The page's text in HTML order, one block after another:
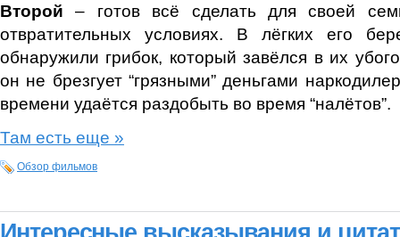
Второй – готов всё сделать для своей
отвратительных условиях. В лёгких его
обнаружили грибок, который завёлся в их
он не брезгует “грязными” деньгами
времени удаётся раздобыть во время “налётов”.
Там есть еще »
Обзор фильмов